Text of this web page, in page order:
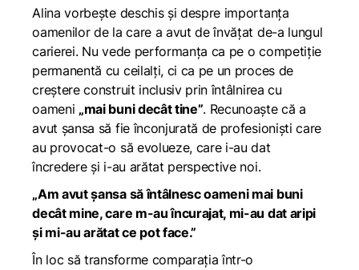
Alina vorbește deschis și despre importanța
oamenilor de la care a avut de învățat de-a lungul
carierei. Nu vede performanța ca pe o competiție
permanentă cu ceilalți, ci ca pe un proces de
creștere construit inclusiv prin întâlnirea cu
oameni „mai buni decât tine”. Recunoaște că a
avut șansa să fie înconjurată de profesioniști care
au provocat-o să evolueze, care i-au dat
încredere și i-au arătat perspective noi.
„Am avut șansa să întâlnesc oameni mai buni
decât mine, care m-au încurajat, mi-au dat aripi
și mi-au arătat ce pot face.”
În loc să transforme comparația într-o